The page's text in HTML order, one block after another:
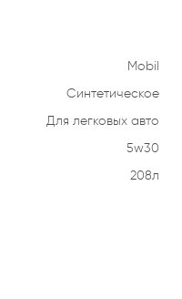
Mobil
Синтетическое
Для легковых авто
5w30
208л